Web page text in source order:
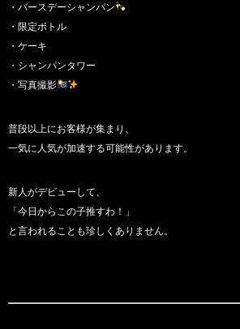
・バースデーシャンパン
・限定ボトル
・ケーキ
・シャンパンタワー
・写真撮影
普段以上にお客様が集まり、
一気に人気が加速する可能性があります。
新人がデビューして、
「今日からこの子推すわ！」
と言われることも珍しくありません。